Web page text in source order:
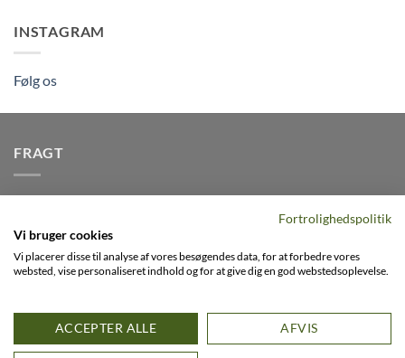
INSTAGRAM
Følg os
FRAGT
på alle pakker - Husk der er fri
levering på alle ordre over DKK395
Visa PayPal Stripe MasterCard
Cash
FACEBOOK INSTAGRAM VIMEO 0
Fortrolighedspolitik
Vi bruger cookies
Vi placerer disse til analyse af vores besøgendes data, for at forbedre vores
websted, vise personaliseret indhold og for at give dig en god webstedsoplevelse.
ACCEPTER ALLE AFVIS